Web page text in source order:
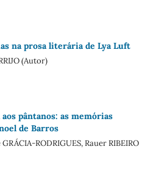
na prosa literária de Lya Luft
(Autor)
pântanos: as memórias
de Barros
RODRIGUES, Rauer RIBEIRO